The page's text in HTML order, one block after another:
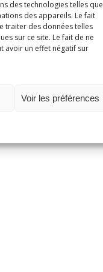
des technologies telles que
des appareils. Le fait
traiter des données telles
sur ce site. Le fait de ne
avoir un effet négatif sur
Voir les préférences